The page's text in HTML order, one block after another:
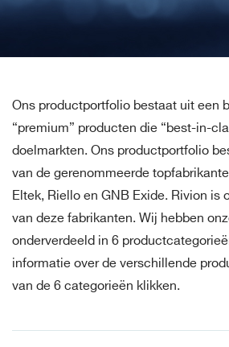
Ons productportfolio bestaat uit een
“premium” producten die “best-in-
doelmarkten. Ons productportfolio
van de gerenommeerde
Eltek, Riello en GNB Exide. Rivion is
van deze fabrikanten. Wij hebben
onderverdeeld in 6
informatie over de verschillende
van de 6 categorieën klikken.